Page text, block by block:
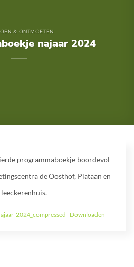
& ONTMOETEN
najaar 2024
programmaboekje boordevol
de Oosthof, Plataan en
2024_compressed Downloaden